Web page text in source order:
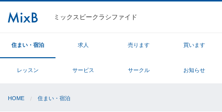
ミックスビークラシファイド
住まい・宿泊 求人 売ります 買います
レッスン サービス サークル お知らせ
HOME 住まい・宿泊